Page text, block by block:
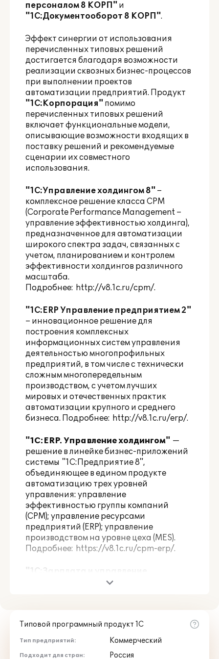
персоналом 8 КОРП" и
"1С:Документооборот 8 КОРП".
Эффект синергии от использования
перечисленных типовых решений
достигается благодаря возможности
реализации сквозных бизнес-процессов
при выполнении проектов
автоматизации предприятий. Продукт
"1С:Корпорация" помимо
перечисленных типовых решений
включает функциональные модели,
описывающие возможности входящих в
поставку решений и рекомендуемые
сценарии их совместного
использования.
"1С:Управление холдингом 8" –
комплексное решение класса CPM
(Corporate Performance Management –
управление эффективностью холдинга),
предназначенное для автоматизации
широкого спектра задач, связанных с
учетом, планированием и контролем
эффективности холдингов различного
масштаба.
Подробнее: http://v8.1c.ru/cpm/.
"1С:ERP Управление предприятием 2"
– инновационное решение для
построения комплексных
информационных систем управления
деятельностью многопрофильных
предприятий, в том числе с технически
сложным многопередельным
производством, с учетом лучших
мировых и отечественных практик
автоматизации крупного и среднего
бизнеса. Подробнее: http://v8.1c.ru/erp/.
"1С:ERP. Управление холдингом" —
решение в линейке бизнес-приложений
системы "1С:Предприятие 8",
объединяющее в едином продукте
автоматизацию трех уровней
управления: управление
эффективностью группы компаний
(CPM); управление ресурсами
предприятий (ERP); управление
производством на уровне цеха (MES).
Подробнее: https://v8.1c.ru/cpm-erp/.
персоналом 8 КОРП"
платы и управление персоналом на
предприятиях различного масштаба в
соответствии с законодательством
Типовой программный продукт 1С
Тип предприятий: Коммерческий
Подходит для стран: Россия